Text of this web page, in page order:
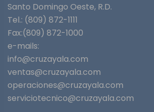
Santo Domingo Oeste, R.D.
Tel.: (809) 872-1111
Fax:(809) 872-1000
e-mails:
info@cruzayala.com
ventas@cruzayala.com
operaciones@cruzayala.com
serviciotecnico@cruzayala.com